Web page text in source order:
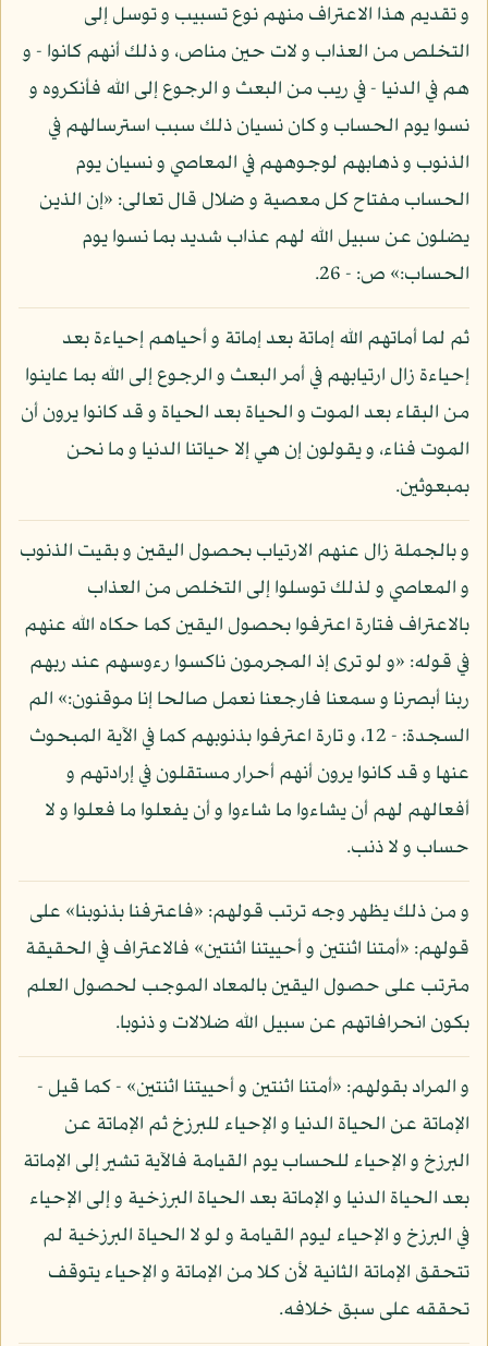
و تقديم هذا الاعتراف منهم نوع تسبيب و توسل إلى
التخلص من العذاب و لات حين مناص، و ذلك أنهم كانوا - و
هم في الدنيا - في ريب من البعث و الرجوع إلى الله فأنكروه و
نسوا يوم الحساب و كان نسيان ذلك سبب استرسالهم في
الذنوب و ذهابهم لوجوههم في المعاصي و نسيان يوم
الحساب مفتاح كل معصية و ضلال قال تعالى: «إن الذين
يضلون عن سبيل الله لهم عذاب شديد بما نسوا يوم
الحساب:» ص: - 26.
ثم لما أماتهم الله إماتة بعد إماتة و أحياهم إحياءة بعد
إحياءة زال ارتيابهم في أمر البعث و الرجوع إلى الله بما عاينوا
من البقاء بعد الموت و الحياة بعد الحياة و قد كانوا يرون أن
الموت فناء، و يقولون إن هي إلا حياتنا الدنيا و ما نحن
بمبعوثين.
و بالجملة زال عنهم الارتياب بحصول اليقين و بقيت الذنوب
و المعاصي و لذلك توسلوا إلى التخلص من العذاب
بالاعتراف فتارة اعترفوا بحصول اليقين كما حكاه الله عنهم
في قوله: «و لو ترى إذ المجرمون ناكسوا رءوسهم عند ربهم
ربنا أبصرنا و سمعنا فارجعنا نعمل صالحا إنا موقنون:» الم
السجدة: - 12، و تارة اعترفوا بذنوبهم كما في الآية المبحوث
عنها و قد كانوا يرون أنهم أحرار مستقلون في إرادتهم و
أفعالهم لهم أن يشاءوا ما شاءوا و أن يفعلوا ما فعلوا و لا
حساب و لا ذنب.
و من ذلك يظهر وجه ترتب قولهم: «فاعترفنا بذنوبنا» على
قولهم: «أمتنا اثنتين و أحييتنا اثنتين» فالاعتراف في الحقيقة
مترتب على حصول اليقين بالمعاد الموجب لحصول العلم
بكون انحرافاتهم عن سبيل الله ضلالات و ذنوبا.
و المراد بقولهم: «أمتنا اثنتين و أحييتنا اثنتين» - كما قيل -
الإماتة عن الحياة الدنيا و الإحياء للبرزخ ثم الإماتة عن
البرزخ و الإحياء للحساب يوم القيامة فالآية تشير إلى الإماتة
بعد الحياة الدنيا و الإماتة بعد الحياة البرزخية و إلى الإحياء
في البرزخ و الإحياء ليوم القيامة و لو لا الحياة البرزخية لم
تتحقق الإماتة الثانية لأن كلا من الإماتة و الإحياء يتوقف
تحققه على سبق خلافه.